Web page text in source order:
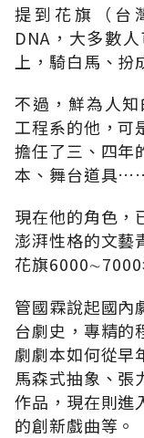
提到花旗（台
DNA，大多數
上，騎白馬、
不過，鮮為人
工程系的他，可
擔任了三、四年
本、舞台道具
現在他的角色，
澎湃性格的文藝
花旗6000∼7000
管國霖說起國內
台劇史，專精的
劇劇本如何從早
馬森式抽象、張
作品，現在則進
的創新戲曲等。